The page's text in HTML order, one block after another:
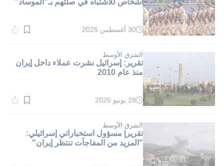
وقت
دقيقة.
30 أغسطس 2025
الشرق الأوسط
تقرير: إسرائيل نشرت عملاء داخل إيران
منذ عام 2010
وقت
دقيقة.
28 يونيو 2025
الشرق الأوسط
تقرير| مسؤول استخباراتي إسرائيلي:
"المزيد من المفاجآت تنتظر إيران"